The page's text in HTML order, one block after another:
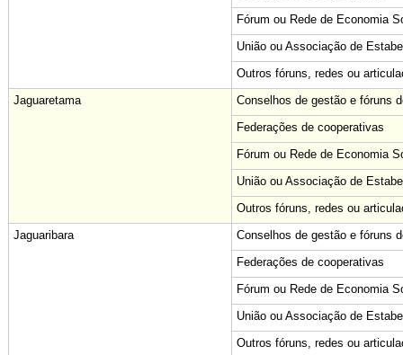
Fórum ou Rede de Economia
União ou Associação de
Outros fóruns, redes ou
Jaguaretama
Conselhos de gestão e fóruns
Federações de cooperativas
Fórum ou Rede de Economia
União ou Associação de
Outros fóruns, redes ou
Jaguaribara
Conselhos de gestão e fóruns
Federações de cooperativas
Fórum ou Rede de Economia
União ou Associação de
Outros fóruns, redes ou